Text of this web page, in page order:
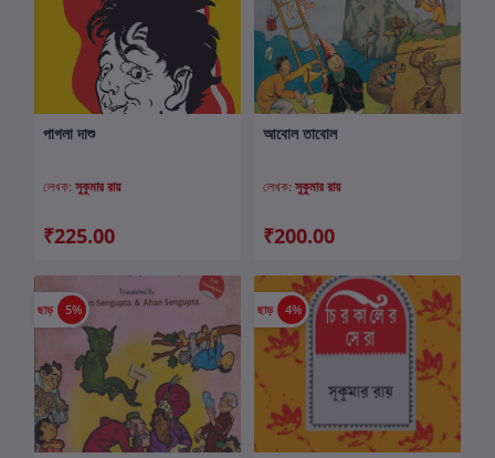
পাগলা দাশু
লেখক: সুকুমার রায়
₹225.00
কার্টে যোগ করুন
আবোল তাবোল
লেখক: সুকুমার রায়
₹200.00
ছাড় 5% ছাড় 4%